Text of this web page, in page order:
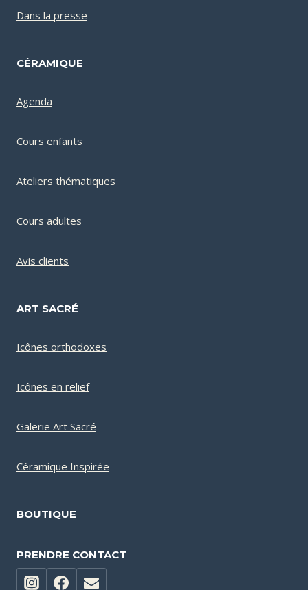
Dans la presse
CÉRAMIQUE
Agenda
Cours enfants
Ateliers thématiques
Cours adultes
Avis clients
ART SACRÉ
Icônes orthodoxes
Icônes en relief
Galerie Art Sacré
Céramique Inspirée
BOUTIQUE
PRENDRE CONTACT